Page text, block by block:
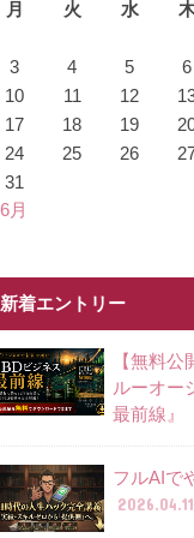
月 火 水
3
4 5 6
10
11 12
17
18 19
24
25 26
31
月
新着エントリー
【無料
ルーオー
最前線』
フルAIで
2026.04.11